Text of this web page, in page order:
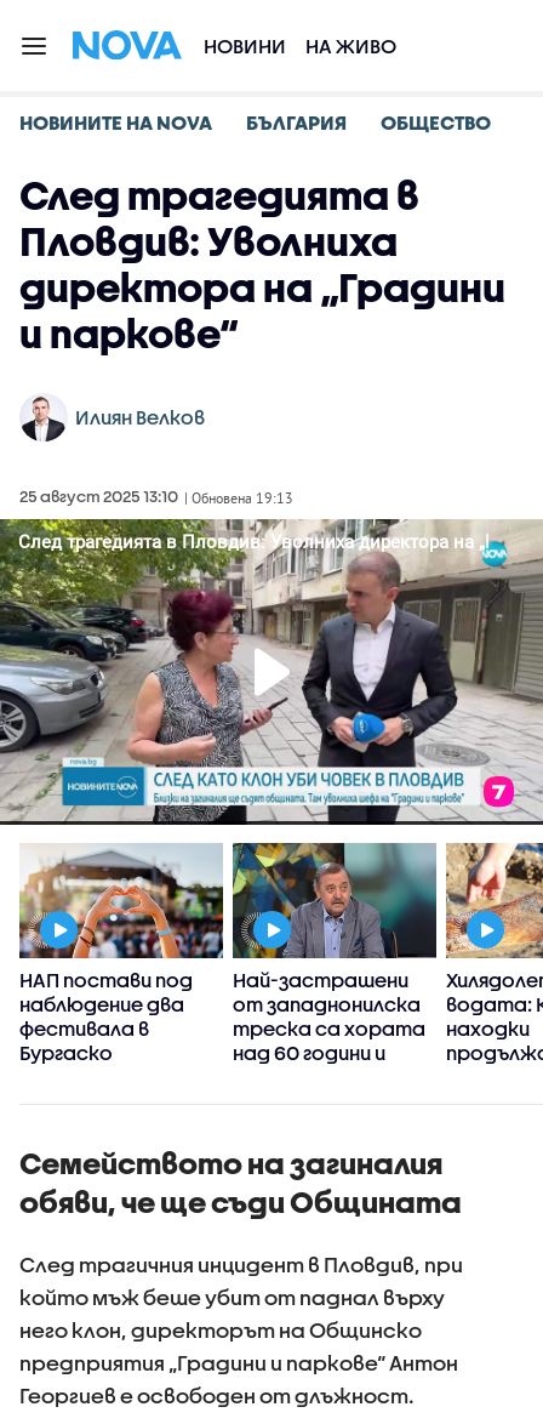
НОВИНИ НА ЖИВО
НОВИНИТЕ НА NOVA БЪЛГАРИЯ ОБЩЕСТВО
След трагедията в
Пловдив: Уволниха
директора на „Градини
и паркове“
Илиян Велков
25 август 2025 13:10 | Обновена 19:13
НАП постави под
наблюдение два
фестивала в
Бургаско
Най-застрашени
от западнонилска
треска са хората
над 60 години и
дефицит
водата:
находки
Дунав
Семейството на загиналия
обяви, че ще съди Общината
След трагичния инцидент в Пловдив, при
който мъж беше убит от паднал върху
него клон, директорът на Общинско
предприятия „Градини и паркове“ Антон
Георгиев е освободен от длъжност.